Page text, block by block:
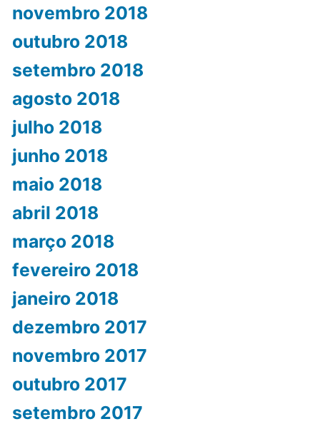
novembro 2018
outubro 2018
setembro 2018
agosto 2018
julho 2018
junho 2018
maio 2018
abril 2018
março 2018
fevereiro 2018
janeiro 2018
dezembro 2017
novembro 2017
outubro 2017
setembro 2017